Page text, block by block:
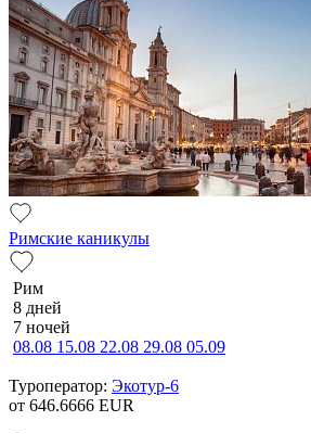
Римские каникулы
Рим
8 дней
7 ночей
08.08 15.08 22.08 29.08 05.09
Туроператор: Экотур-6
от 646.6666 EUR